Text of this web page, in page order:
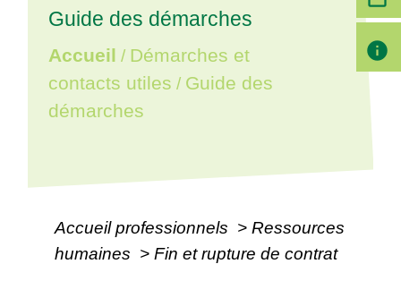
Guide des démarches
Accueil / Démarches et
contacts utiles / Guide des
démarches
Accueil professionnels > Ressources
humaines > Fin et rupture de contrat
info